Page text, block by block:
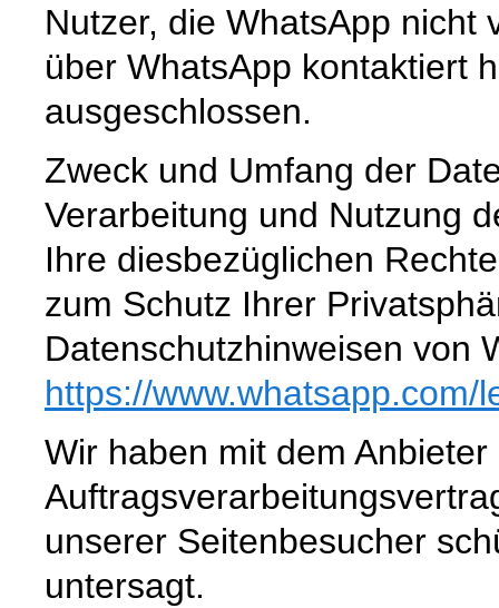
Nutzer, die WhatsApp nicht
über WhatsApp kontaktiert
ausgeschlossen.
Zweck und Umfang der
Verarbeitung und Nutzung
Ihre diesbezüglichen
zum Schutz Ihrer
Datenschutzhinweisen von
https://www.whatsapp.com/
Wir haben mit dem Anbieter
unserer Seitenbesucher
untersagt.